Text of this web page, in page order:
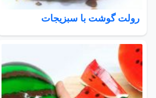
رولت گوشت با سبزیجات